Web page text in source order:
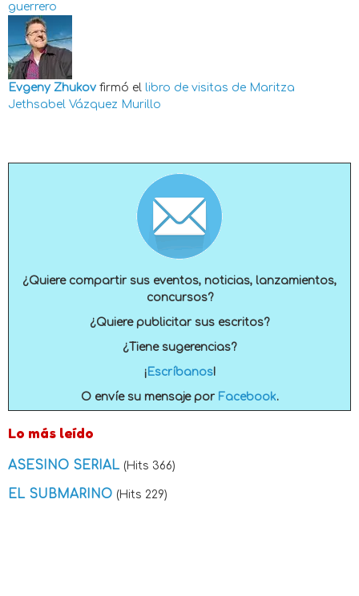
guerrero
Evgeny Zhukov firmó el libro de visitas de Maritza
Jethsabel Vázquez Murillo
¿Quiere compartir sus eventos, noticias, lanzamientos,
concursos?
¿Quiere publicitar sus escritos?
¿Tiene sugerencias?
¡ Escríbanos!
O envíe su mensaje por Facebook.
Lo más leído
ASESINO SERIAL (Hits 366)
EL SUBMARINO (Hits 229)